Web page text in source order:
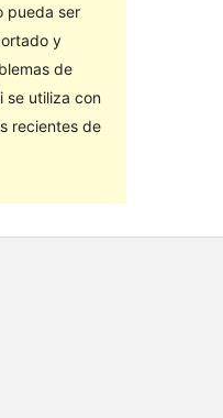
pueda ser
y
de
se utiliza con
recientes de